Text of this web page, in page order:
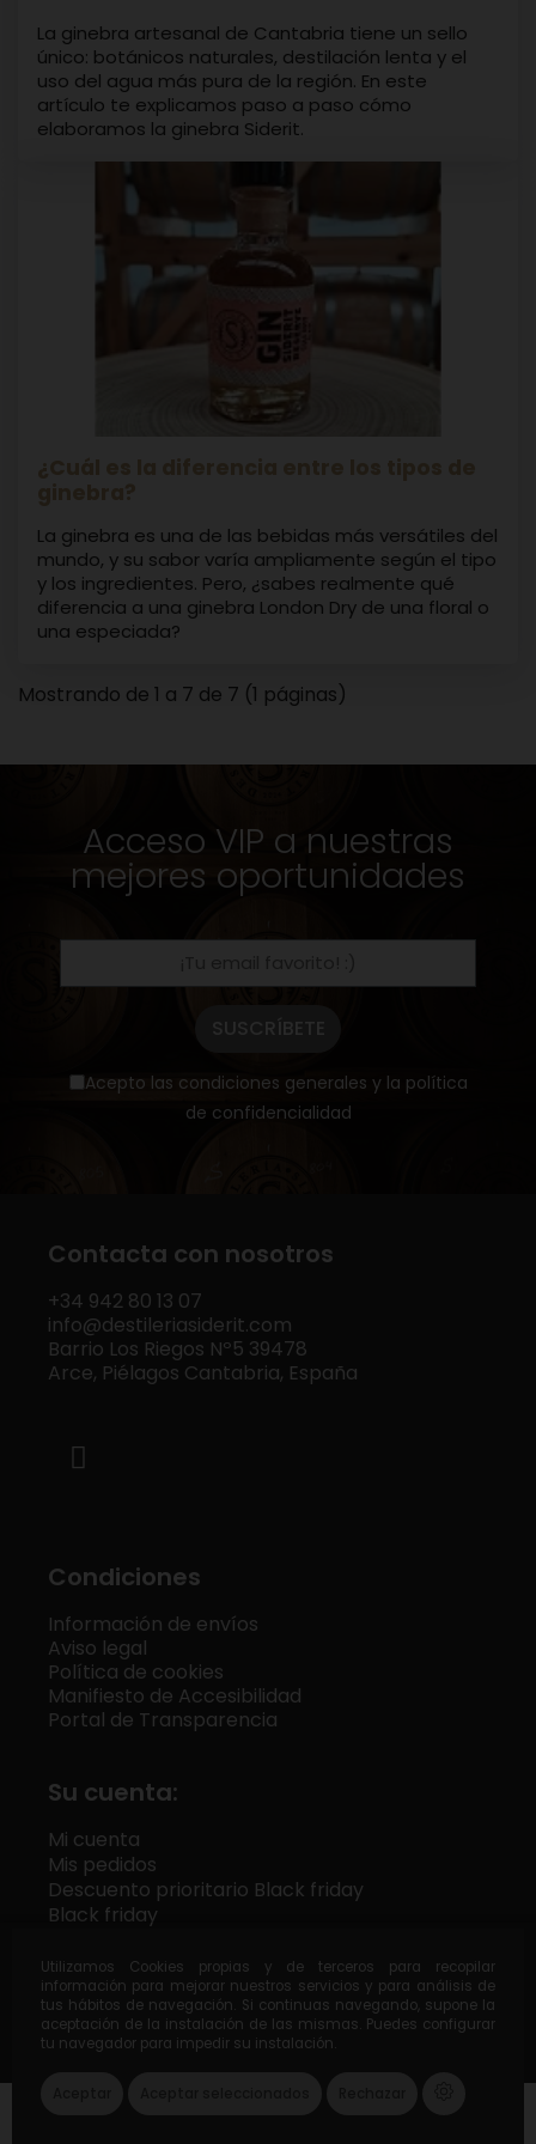
Utilizamos Cookies propias y de terceros para recopilar
información para mejorar nuestros servicios y para análisis de
tus hábitos de navegación. Si continuas navegando, supone la
aceptación de la instalación de las mismas. Puedes configurar
tu navegador para impedir su instalación.
La ginebra artesanal de Cantabria tiene un sello
único: botánicos naturales, destilación lenta y el
uso del agua más pura de la región. En este
artículo te explicamos paso a paso cómo
elaboramos la ginebra Siderit.
La ginebra es una de las bebidas más versátiles del
mundo, y su sabor varía ampliamente según el tipo
y los ingredientes. Pero, ¿sabes realmente qué
diferencia a una ginebra London Dry de una floral o
una especiada?
Mostrando de 1 a 7 de 7 (1 páginas)
Acceso VIP a nuestras
mejores oportunidades
Acepto las condiciones generales y la política
de confidencialidad
Contacta con nosotros
+34 942 80 13 07
info@destileriasiderit.com
Barrio Los Riegos Nº5 39478
Arce, Piélagos Cantabria, España
Condiciones
Información de envíos
Aviso legal
Política de cookies
Manifiesto de Accesibilidad
Portal de Transparencia
Su cuenta:
Mi cuenta
Mis pedidos
Descuento prioritario Black friday
Black friday
Destilería Siderit
4.9
x